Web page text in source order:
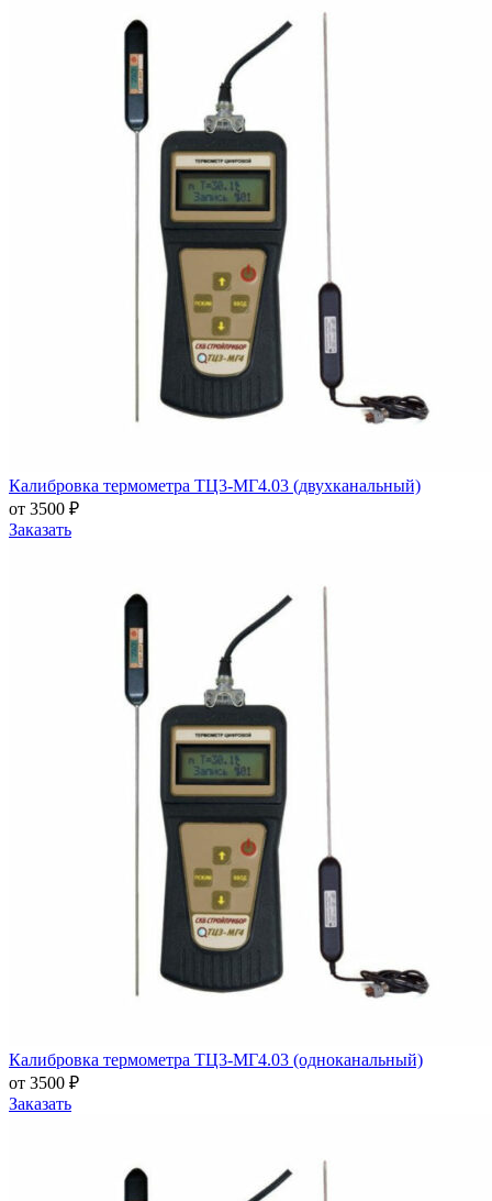
Калибровка термометра ТЦ3-МГ4.03 (двухканальный)
от 3500 ₽
Заказать
Калибровка термометра ТЦ3-МГ4.03 (одноканальный)
от 3500 ₽
Заказать